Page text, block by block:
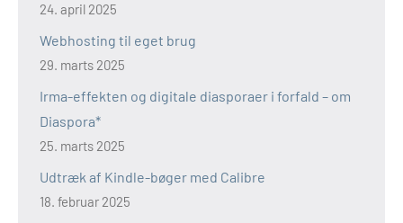
24. april 2025
Webhosting til eget brug
29. marts 2025
Irma-effekten og digitale diasporaer i forfald – om
Diaspora*
25. marts 2025
Udtræk af Kindle-bøger med Calibre
18. februar 2025